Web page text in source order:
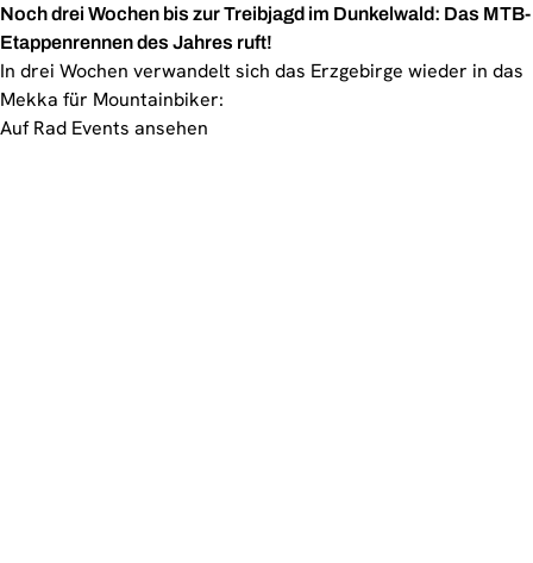
Noch drei Wochen bis zur Treibjagd im Dunkelwald: Das MTB-
Etappenrennen des Jahres ruft!
In drei Wochen verwandelt sich das Erzgebirge wieder in das
Mekka für Mountainbiker:
Auf Rad Events ansehen